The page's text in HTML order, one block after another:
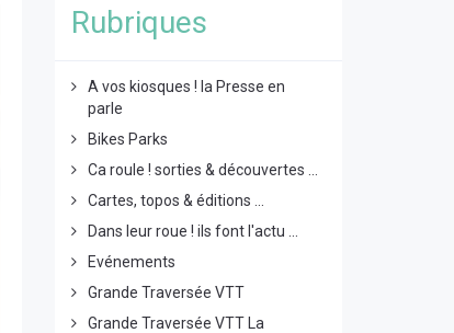
Rubriques
A vos kiosques ! la Presse en
parle
Bikes Parks
Ca roule ! sorties & découvertes ...
Cartes, topos & éditions ...
Dans leur roue ! ils font l'actu ...
Evénements
Grande Traversée VTT
Grande Traversée VTT La